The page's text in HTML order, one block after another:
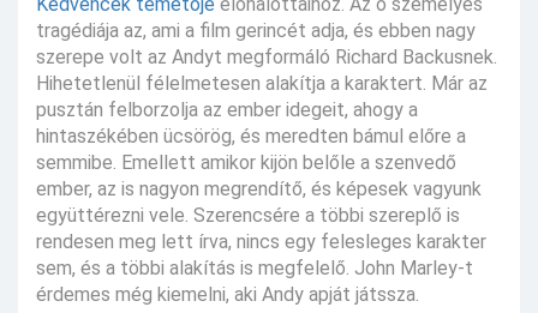
tragédiája az, ami a film gerincét adja, és ebben nagy
szerepe volt az Andyt megformáló Richard Backusnek.
Hihetetlenül félelmetesen alakítja a karaktert. Már az
pusztán felborzolja az ember idegeit, ahogy a
hintaszékében ücsörög, és meredten bámul előre a
semmibe. Emellett amikor kijön belőle a szenvedő
ember, az is nagyon megrendítő, és képesek vagyunk
együttérezni vele. Szerencsére a többi szereplő is
rendesen meg lett írva, nincs egy felesleges karakter
sem, és a többi alakítás is megfelelő. John Marley-t
érdemes még kiemelni, aki Andy apját játssza.